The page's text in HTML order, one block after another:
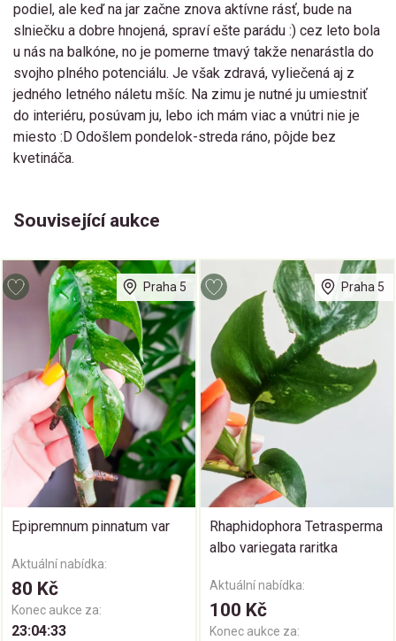
podiel, ale keď na jar začne znova aktívne rásť, bude na
slniečku a dobre hnojená, spraví ešte parádu :) cez leto bola
u nás na balkóne, no je pomerne tmavý takže nenarástla do
svojho plného potenciálu. Je však zdravá, vyliečená aj z
jedného letného náletu mšíc. Na zimu je nutné ju umiestniť
do interiéru, posúvam ju, lebo ich mám viac a vnútri nie je
miesto :D Odošlem pondelok-streda ráno, pôjde bez
kvetináča.
Související aukce
Praha 5
Epipremnum pinnatum var
Aktuální nabídka:
80 Kč
Konec aukce za:
23:04:33
Praha 5
Rhaphidophora Tetrasperma
albo variegata raritka
Aktuální nabídka:
100 Kč
Konec aukce za: